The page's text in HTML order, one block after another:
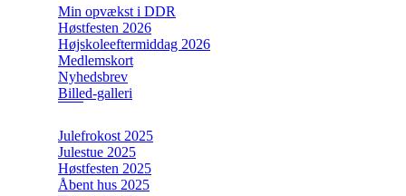
Min opvækst i DDR
Høstfesten 2026
Højskoleeftermiddag 2026
Medlemskort
Nyhedsbrev
Billed-galleri
Julefrokost 2025
Julestue 2025
Høstfesten 2025
Åbent hus 2025